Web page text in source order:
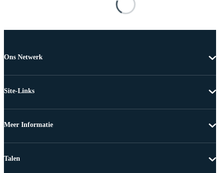
Ons Netwerk
Site-Links
Meer Informatie
Talen